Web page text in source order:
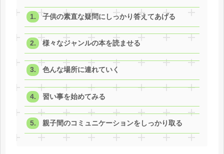
子供の素直な疑問にしっかり答えてあげる
様々なジャンルの本を読ませる
色んな場所に連れていく
習い事を始めてみる
親子間のコミュニケーションをしっかり取る